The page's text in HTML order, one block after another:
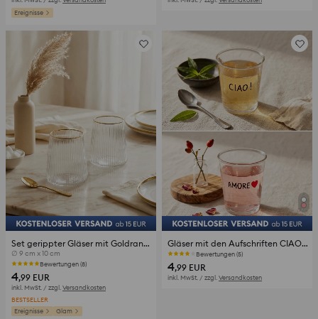
Ereignisse
Set gerippter Gläser mit Goldrand 2 pack
∅ 9 cm x 10 cm
Bewertungen (8)
4,99 EUR
inkl. MwSt. / zzgl.Versandkosten
BESTSELLER
Ereignisse
Glam
Gläser mit den Aufschriften CIAO! und AMORE 2 pack
Bewertungen (5)
4,99 EUR
inkl. MwSt. / zzgl.Versandkosten